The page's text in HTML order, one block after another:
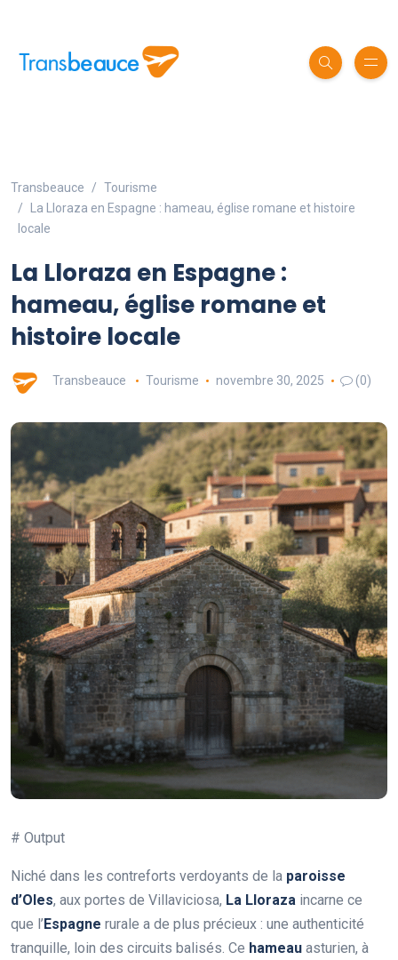
Transbeauce
Tourisme
La Lloraza en Espagne : hameau, église romane et histoire
locale
La Lloraza en Espagne :
hameau, église romane et
histoire locale
Transbeauce Tourisme novembre 30, 2025 (0)
# Output
Niché dans les contreforts verdoyants de la paroisse
d’Oles, aux portes de Villaviciosa, La Lloraza incarne ce
que l’Espagne rurale a de plus précieux : une authenticité
tranquille, loin des circuits balisés. Ce hameau asturien, à